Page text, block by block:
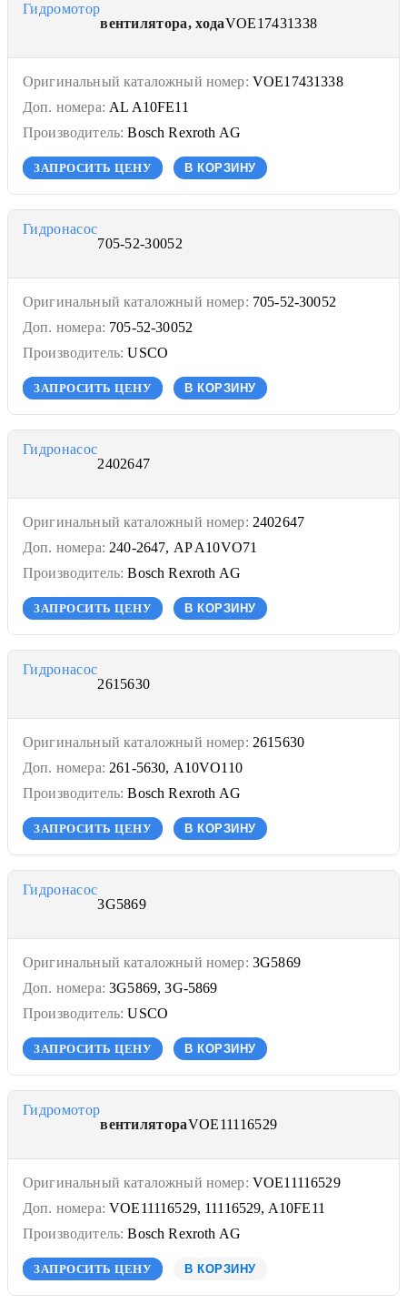
Гидромотор
вентилятора, ходаVOE17431338
Оригинальный каталожный номер: VOE17431338
Доп. номера: AL A10FE11
Производитель: Bosch Rexroth AG
ЗАПРОСИТЬ ЦЕНУ В КОРЗИНУ
Гидронасос
705-52-30052
Оригинальный каталожный номер: 705-52-30052
Доп. номера: 705-52-30052
Производитель: USCO
ЗАПРОСИТЬ ЦЕНУ В КОРЗИНУ
Гидронасос
2402647
Оригинальный каталожный номер: 2402647
Доп. номера: 240-2647, AP A10VO71
Производитель: Bosch Rexroth AG
ЗАПРОСИТЬ ЦЕНУ В КОРЗИНУ
Гидронасос
2615630
Оригинальный каталожный номер: 2615630
Доп. номера: 261-5630, A10VO110
Производитель: Bosch Rexroth AG
ЗАПРОСИТЬ ЦЕНУ В КОРЗИНУ
Гидронасос
3G5869
Оригинальный каталожный номер: 3G5869
Доп. номера: 3G5869, 3G-5869
Производитель: USCO
ЗАПРОСИТЬ ЦЕНУ В КОРЗИНУ
Гидромотор
вентилятораVOE11116529
Оригинальный каталожный номер: VOE11116529
Доп. номера: VOE11116529, 11116529, A10FE11
Производитель: Bosch Rexroth AG
ЗАПРОСИТЬ ЦЕНУ В КОРЗИНУ